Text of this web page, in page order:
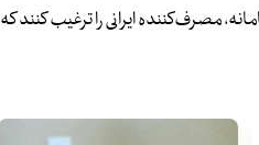
مصرف‌کننده ایرانی را ترغیب کنند که